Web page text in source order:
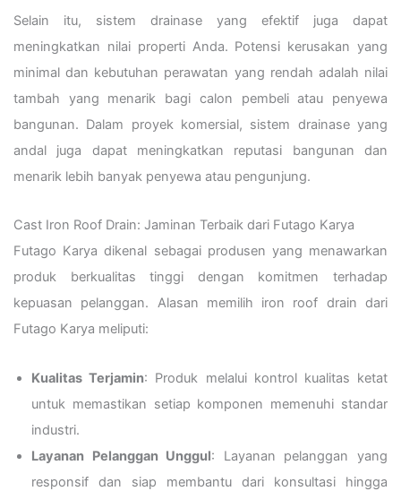
Selain itu, sistem drainase yang efektif juga dapat
meningkatkan nilai properti Anda. Potensi kerusakan yang
minimal dan kebutuhan perawatan yang rendah adalah nilai
tambah yang menarik bagi calon pembeli atau penyewa
bangunan. Dalam proyek komersial, sistem drainase yang
andal juga dapat meningkatkan reputasi bangunan dan
menarik lebih banyak penyewa atau pengunjung.
Cast Iron Roof Drain: Jaminan Terbaik dari Futago Karya
Futago Karya dikenal sebagai produsen yang menawarkan
produk berkualitas tinggi dengan komitmen terhadap
kepuasan pelanggan. Alasan memilih iron roof drain dari
Futago Karya meliputi:
Kualitas Terjamin: Produk melalui kontrol kualitas ketat
untuk memastikan setiap komponen memenuhi standar
industri.
Layanan Pelanggan Unggul: Layanan pelanggan yang
responsif dan siap membantu dari konsultasi hingga